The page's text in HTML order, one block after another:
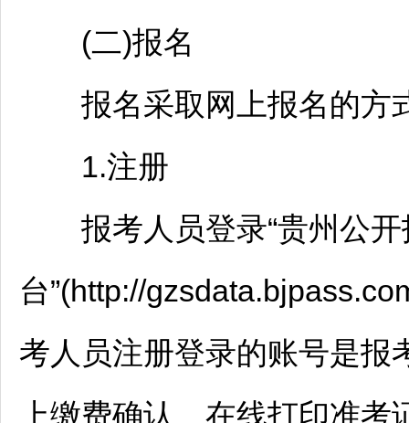
(二)报名
报名采取网上报名的方
1.注册
报考人员登录“贵州公开
台”(http://
考人员注册登录的账号是报
上缴费确认、在线打印准